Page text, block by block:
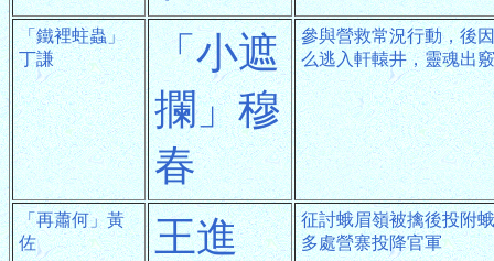
「鐵裡蛀蟲」
丁謙
「小遮
攔」穆
春
參與營救常況行動，後
么逃入軒轅井，靈魂出竅
「再蕭何」黃
佐
王進
征討蛾眉嶺被擒後投附
多處營寨投降官軍